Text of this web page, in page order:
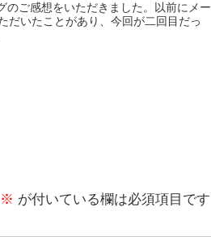
のご感想をいただきました。以前にメー
だいたことがあり、今回が二回目だっ
※ が付いている欄は必須項目です